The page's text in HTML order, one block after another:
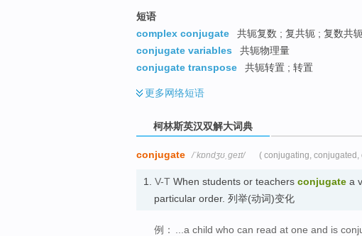
短语
complex conjugate
共轭复数 ; 复共轭 ; 复数共
conjugate variables
共轭物理量
conjugate transpose
共轭转置 ; 转置
更多网络短语
柯林斯英汉双解大词典
conjugate /ˈkɒndʒʊˌɡeɪt/ ( conjugating, conjugated,
1. V-T When students or teachers conjugate a
particular order. 列举(动词)变化
例：
...a child who can read at one and is